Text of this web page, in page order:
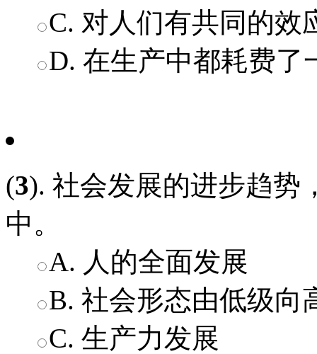
C. 对人们有共同的效
D. 在生产中都耗费了
(3). 社会发展的进步趋势
中。
A. 人的全面发展
B. 社会形态由低级向
C. 生产力发展